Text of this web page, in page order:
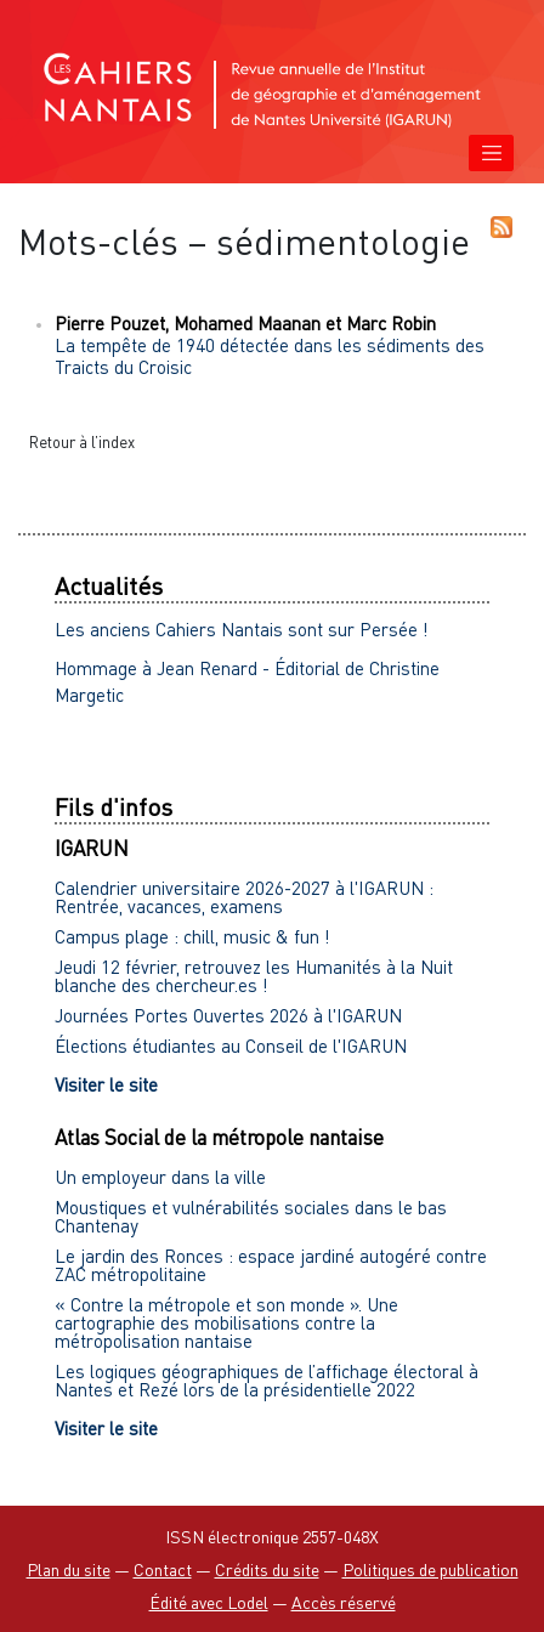
Mots-clés – sédimentologie
Pierre Pouzet Mohamed Maanan et Marc Robin
La tempête de 1940 détectée dans les sédiments des
Traicts du Croisic
Retour à l’index
Actualités
Les anciens Cahiers Nantais sont sur Persée !
Hommage à Jean Renard - Éditorial de Christine
Margetic
Fils d'infos
IGARUN
Calendrier universitaire 2026-2027 à l'IGARUN :
Rentrée, vacances, examens
Campus plage : chill, music & fun !
Jeudi 12 février, retrouvez les Humanités à la Nuit
blanche des chercheur.es !
Journées Portes Ouvertes 2026 à l'IGARUN
Élections étudiantes au Conseil de l'IGARUN
Visiter le site
Atlas Social de la métropole nantaise
Un employeur dans la ville
Moustiques et vulnérabilités sociales dans le bas
Chantenay
Le jardin des Ronces : espace jardiné autogéré contre
ZAC métropolitaine
« Contre la métropole et son monde ». Une
cartographie des mobilisations contre la
métropolisation nantaise
Les logiques géographiques de l’affichage électoral à
Nantes et Rezé lors de la présidentielle 2022
Visiter le site
ISSN électronique 2557-048X
Plan du site— Contact— Crédits du site— Politiques de publication
Édité avec Lodel — Accès réservé